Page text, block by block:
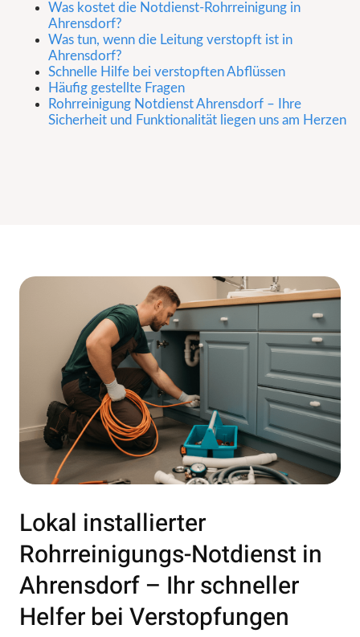
Was kostet die Notdienst-Rohrreinigung in
Ahrensdorf?
Was tun, wenn die Leitung verstopft ist in
Ahrensdorf?
Schnelle Hilfe bei verstopften Abflüssen
Häufig gestellte Fragen
Rohrreinigung Notdienst Ahrensdorf – Ihre
Sicherheit und Funktionalität liegen uns am Herzen
Lokal installierter
Rohrreinigungs-Notdienst in
Ahrensdorf – Ihr schneller
Helfer bei Verstopfungen